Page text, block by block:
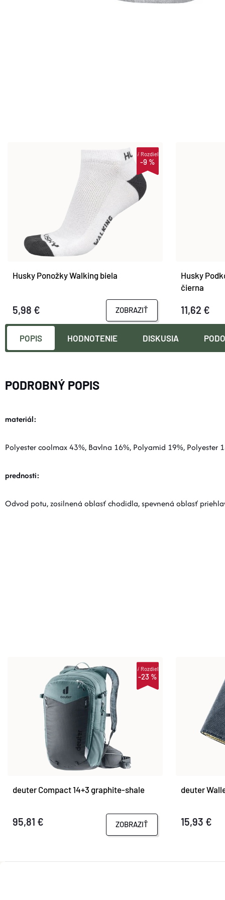
-9 %
iRozdiel
Husky Ponožky Walking biela
5,98 € ZOBRAZIŤ
Husky
čierna
11,62 €
POPIS HODNOTENIE DISKUSIA
PODROBNÝ POPIS
materiál:
Polyester coolmax 43%, Bavlna 16%, Polyamid 19%, Polyester
prednosti:
Odvod potu, zosilnená oblasť chodidla, spevnená oblasť
-23 %
iRozdiel
deuter Compact 14+3 graphite-shale
95,81 € ZOBRAZIŤ
deuter
15,93 €